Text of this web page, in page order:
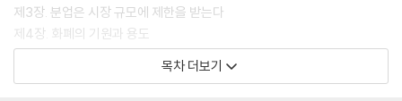
가 “내 인생 최고의 책이다!”라고 극찬을 아끼지 않은 이유를 알 수 있을
것이다.
제3장. 분업은 시장 규모에 제한을 받는다
제4장. 화폐의 기원과 용도
제5장. 상품의 실질가격과 명목가격 혹은 상품의 노동가격과 화폐가격
목차 더보기